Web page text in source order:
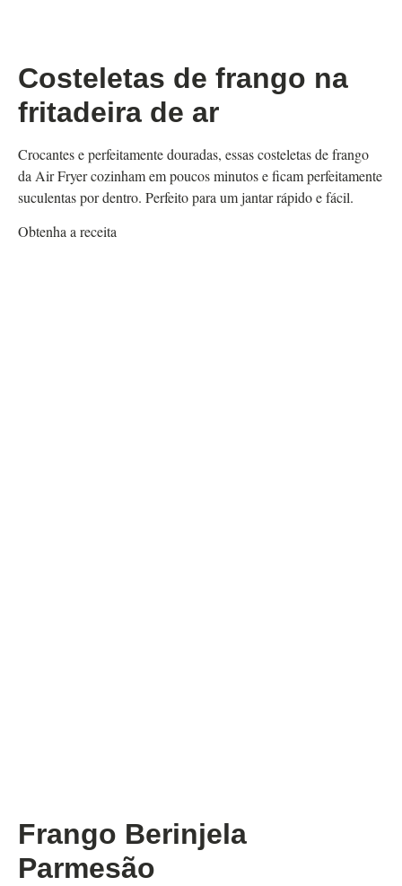
Costeletas de frango na
fritadeira de ar
Crocantes e perfeitamente douradas, essas costeletas de frango
da Air Fryer cozinham em poucos minutos e ficam perfeitamente
suculentas por dentro. Perfeito para um jantar rápido e fácil.
Obtenha a receita
Frango Berinjela
Parmesão